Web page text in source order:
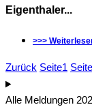
Eigenthaler...
>>>
Zurück Seite1 Seite
Alle Meldungen